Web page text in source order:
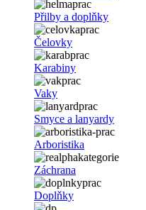
Přilby a doplňky
Čelovky
Karabiny
Vaky
Smyce a lanyardy
Arboristika
Záchrana
Doplňky